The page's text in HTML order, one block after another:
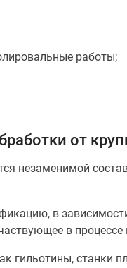
работы;
от
незаменимой
в
в
гильотины,